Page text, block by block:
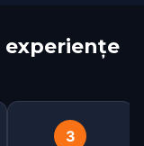
experiențe
3